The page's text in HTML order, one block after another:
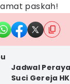
paskah!
Jadwal
Suci Gereja